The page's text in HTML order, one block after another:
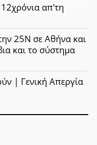
απ'τη
25Ν σε Αθήνα και
και το σύστημα
| Γενική Απεργία